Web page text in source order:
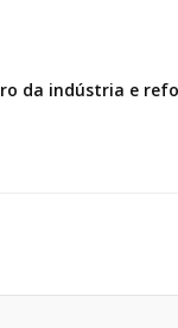
da indústria e